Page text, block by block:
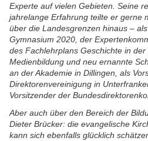
Experte auf vielen Gebieten. Seine
jahrelange Erfahrung teilte er gerne
über die Landesgrenzen hinaus –
Gymnasium 2020, der
des Fachlehrplans Geschichte in
Medienbildung und neu ernannte
an der Akademie in Dillingen, als
Direktorenvereinigung in
Vorsitzender der
Aber auch über den Bereich der
Dieter Brücker: die evangelische
kann sich ebenfalls glücklich